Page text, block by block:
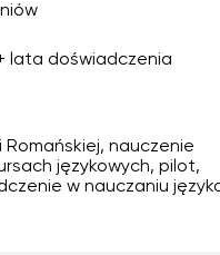
lata doświadczenia
nauczenie
językowych, pilot,
w nauczaniu
Nauka przez